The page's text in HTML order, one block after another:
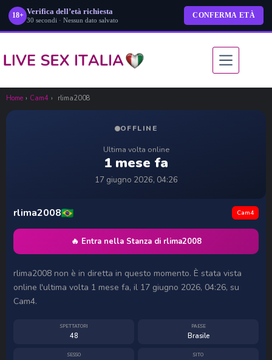
18+ Verifica dell’età richiesta
30 secondi · Nessun dato salvato
CONFERMA ETÀ
contenuto
Home › Cam4 › rlima2008
OFFLINE
Ultima volta online
1 mese fa
17 giugno 2026, 04:26
rlima2008 Cam4
🔥 Entra nella Stanza di rlima2008
rlima2008 non è in diretta in questo momento. È stata vista
online l'ultima volta 1 mese fa, il 17 giugno 2026, 04:26, su
Cam4.
SPETTATORI
48
PAESE
Brasile
SESSO SITO